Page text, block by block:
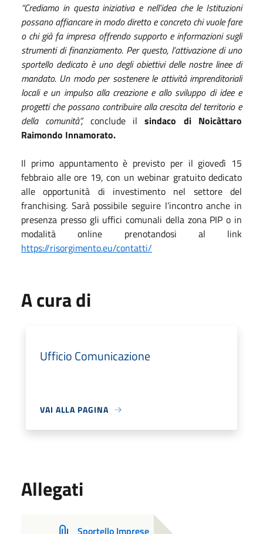
“Crediamo in questa iniziativa e nell’idea che le Istituzioni
possano affiancare in modo diretto e concreto chi vuole fare
o chi già fa impresa offrendo supporto e informazioni sugli
strumenti di finanziamento. Per questo, l’attivazione di uno
sportello dedicato è uno degli obiettivi delle nostre linee di
mandato. Un modo per sostenere le attività imprenditoriali
locali e un impulso alla creazione e allo sviluppo di idee e
progetti che possano contribuire alla crescita del territorio e
della comunità”,conclude ilsindaco di Noicàttaro
Raimondo Innamorato.
Il primo appuntamento è previsto per il giovedì 15
febbraio alle ore 19, con un webinar gratuito dedicato
alle opportunità di investimento nel settore del
franchising. Sarà possibile seguire l’incontro anche in
presenza presso gli uffici comunali della zona PIP o in
modalità online prenotandosi al link
https://risorgimento.eu/contatti/
A cura di
Ufficio Comunicazione
VAI ALLA PAGINA
Allegati
Sportello Imprese